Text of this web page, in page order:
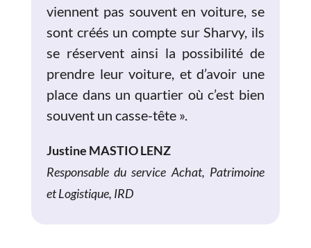
viennent pas souvent en voiture, se
sont créés un compte sur Sharvy, ils
se réservent ainsi la possibilité de
prendre leur voiture, et d’avoir une
place dans un quartier où c’est bien
souvent un casse-tête ».
Justine MASTIO LENZ
Responsable du service Achat, Patrimoine
et Logistique, IRD